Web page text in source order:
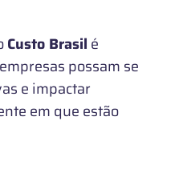
Custo Brasil é
possam se
e impactar
em que estão